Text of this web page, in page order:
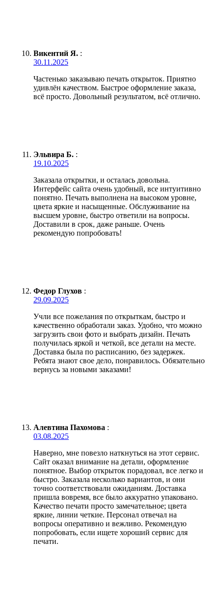
Викентий Я. :
30.11.2025
Частенько заказываю печать открыток. Приятно
удивлён качеством. Быстрое оформление заказа,
всё просто. Довольный результатом, всё отлично.
Эльвира Б. :
19.10.2025
Заказала открытки, и осталась довольна.
Интерфейс сайта очень удобный, все интуитивно
понятно. Печать выполнена на высоком уровне,
цвета яркие и насыщенные. Обслуживание на
высшем уровне, быстро ответили на вопросы.
Доставили в срок, даже раньше. Очень
рекомендую попробовать!
Федор Глухов :
29.09.2025
Учли все пожелания по открыткам, быстро и
качественно обработали заказ. Удобно, что можно
загрузить свои фото и выбрать дизайн. Печать
получилась яркой и четкой, все детали на месте.
Доставка была по расписанию, без задержек.
Ребята знают свое дело, понравилось. Обязательно
вернусь за новыми заказами!
Алевтина Пахомова :
03.08.2025
Наверно, мне повезло наткнуться на этот сервис.
Сайт оказал внимание на детали, оформление
понятное. Выбор открыток порадовал, все легко и
быстро. Заказала несколько вариантов, и они
точно соответствовали ожиданиям. Доставка
пришла вовремя, все было аккуратно упаковано.
Качество печати просто замечательное; цвета
яркие, линии четкие. Персонал отвечал на
вопросы оперативно и вежливо. Рекомендую
попробовать, если ищете хороший сервис для
печати.